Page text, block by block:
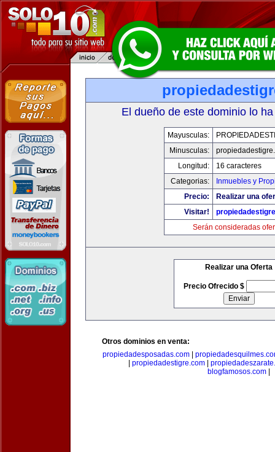
El dueño de este dominio lo
Mayusculas:
Minusculas:
Longitud:
16 caracteres
Categorias:
Inmuebles y
Precio:
Realizar una
Visitar!
Serán consideradas
Realizar una Oferta
Precio Ofrecido $
Otros dominios en venta:
propiedadesposadas.com
propiedadestigre.com
blogfamosos.com